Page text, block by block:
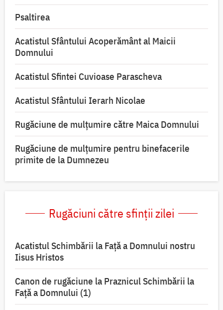
Psaltirea
Acatistul Sfântului Acoperământ al Maicii
Domnului
Acatistul Sfintei Cuvioase Parascheva
Acatistul Sfântului Ierarh Nicolae
Rugăciune de mulţumire către Maica Domnului
Rugăciune de mulțumire pentru binefacerile
primite de la Dumnezeu
Rugăciuni către sfinții zilei
Acatistul Schimbării la Faţă a Domnului nostru
Iisus Hristos
Canon de rugăciune la Praznicul Schimbării la
Faţă a Domnului (1)